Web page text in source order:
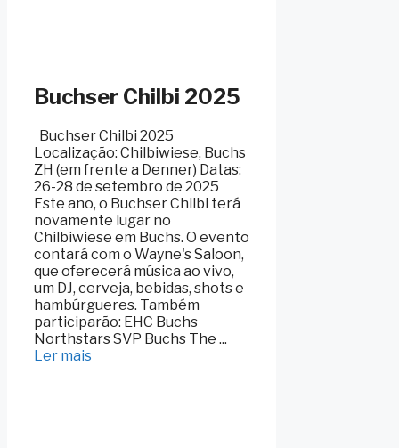
Buchser Chilbi 2025
Buchser Chilbi 2025
Localização: Chilbiwiese, Buchs
ZH (em frente a Denner) Datas:
26-28 de setembro de 2025
Este ano, o Buchser Chilbi terá
novamente lugar no
Chilbiwiese em Buchs. O evento
contará com o Wayne's Saloon,
que oferecerá música ao vivo,
um DJ, cerveja, bebidas, shots e
hambúrgueres. Também
participarão: EHC Buchs
Northstars SVP Buchs The ...
Ler mais